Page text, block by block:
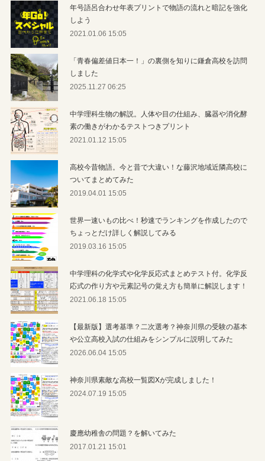
年号語呂合わせ年表プリントで物語の流れと暗記を強化
しよう
2021.01.06 15:05
「青春偏差値日本一！」の裏側を知りに鎌倉高校を訪問
しました
2025.11.27 06:25
中学理科生物の解説。人体や目の仕組み、臓器や消化酵
素の働きがわかるテストつきプリント
2021.01.12 15:05
高校今昔物語。今と昔で大違い！な藤沢地域近隣高校に
ついてまとめてみた
2019.04.01 15:05
世界一速いもの比べ！秒速でランキングを作成したので
ちょっとだけ詳しく解説してみる
2019.03.16 15:05
中学理科の化学式や化学反応式まとめテスト付。化学反
応式の作り方や元素記号の覚え方も簡単に解説します！
2021.06.18 15:05
【最新版】選考基準？二次選考？神奈川県の受験の基本
や公立高校入試の仕組みをシンプルに説明してみた
2026.06.04 15:05
神奈川県素敵な高校一覧図Xが完成しました！
2024.07.19 15:05
慶應幼稚舎の問題？を解いてみた
2017.01.21 15:01